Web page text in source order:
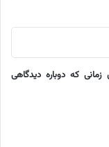
که دوباره دیدگاهی